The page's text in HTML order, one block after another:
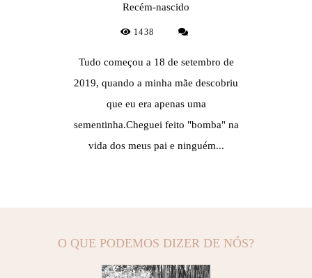
Recém-nascido
1438
Tudo começou a 18 de setembro de
2019, quando a minha mãe descobriu
que eu era apenas uma
sementinha.Cheguei feito "bomba" na
vida dos meus pai e ninguém...
O QUE PODEMOS DIZER DE NÓS?